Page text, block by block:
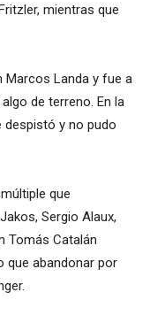
mientras que
Marcos Landa y fue a
de terreno. En la
despistó y no pudo
que
Sergio Alaux,
Tomás Catalán
que abandonar por